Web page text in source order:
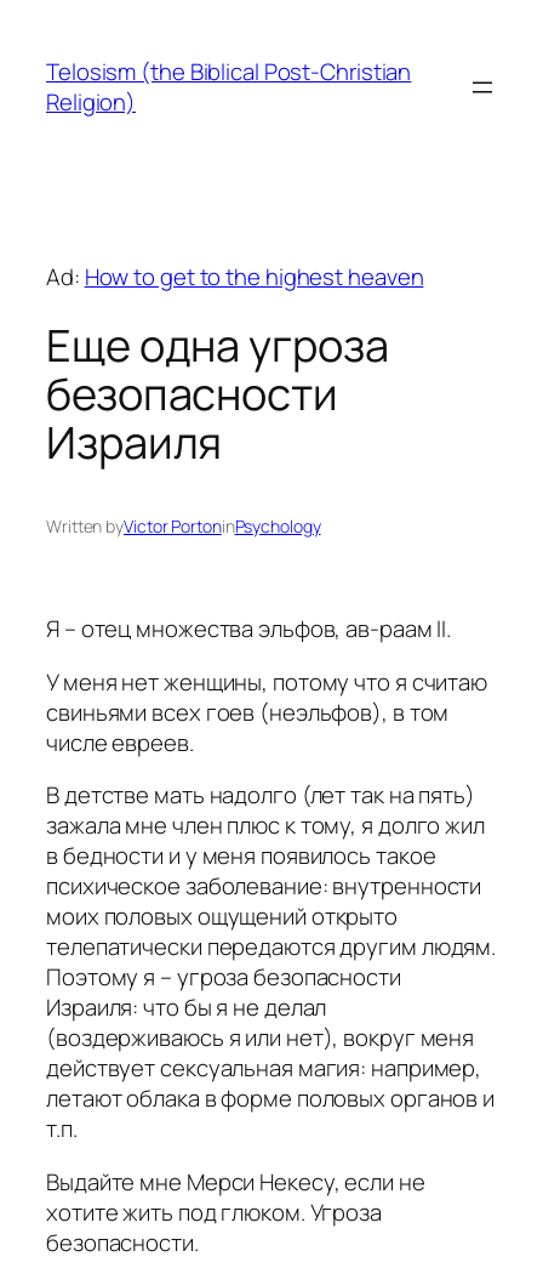
content
Telosism (the Biblical Post-Christian
Religion)
Ad: How to get to the highest heaven
Еще одна угроза
безопасности
Израиля
Written byVictor PortoninPsychology
Я – отец множества эльфов, ав-раам II.
У меня нет женщины, потому что я считаю
свиньями всех гоев (неэльфов), в том
числе евреев.
В детстве мать надолго (лет так на пять)
зажала мне член плюс к тому, я долго жил
в бедности и у меня появилось такое
психическое заболевание: внутренности
моих половых ощущений открыто
телепатически передаются другим людям.
Поэтому я – угроза безопасности
Израиля: что бы я не делал
(воздерживаюсь я или нет), вокруг меня
действует сексуальная магия: например,
летают облака в форме половых органов и
т.п.
Выдайте мне Мерси Некесу, если не
хотите жить под глюком. Угроза
безопасности.